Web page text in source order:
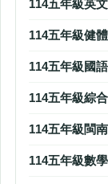
114五年級英
114五年級健
114五年級國
114五年級綜
114五年級閩
114五年級數